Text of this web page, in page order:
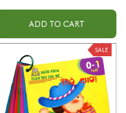
ADD TO CART
SALE